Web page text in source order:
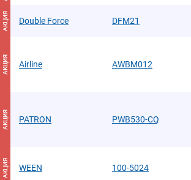
АКЦИЯ Double Force DFM21
АКЦИЯ Airline AWBM012
АКЦИЯ PATRON PWB530-CQ
АКЦИЯ WEEN 100-5024